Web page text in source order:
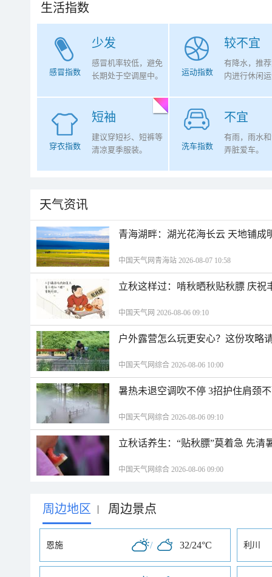
生活指数
少发
感冒指数
感冒机率较低，避免
长期处于空调屋中。
较不宜
运动指数
有降水，推
内进行休闲
短袖
穿衣指数
建议穿短衫、短裤等
清凉夏季服装。
不宜
洗车指数
有雨，雨水
弄脏爱车。
天气资讯
青海湖畔：湖光花海长云 天地铺成
中国天气网青海站 2026-08-07 10:58
立秋这样过：啃秋晒秋贴秋膘 庆祝
中国天气网 2026-08-06 09:10
户外露营怎么玩更安心？这份攻略
中国天气网综合 2026-08-06 10:00
暑热未退空调吹不停 3招护住肩颈
中国天气网综合 2026-08-06 09:10
立秋话养生：“贴秋膘”莫着急 先清
中国天气网综合 2026-08-06 09:00
周边地区 | 周边景点
恩施 / 32/24°C 利川